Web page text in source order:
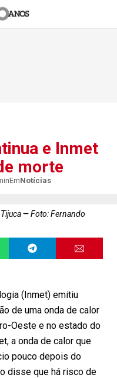
e Inmet
morte
EmNotícias
Foto: Fernando
(Inmet) emitiu
de uma onda de calor
Oeste e no estado do
a onda de calor que
pouco depois do
disse que há risco de